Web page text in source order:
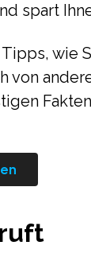
spart
wie
von